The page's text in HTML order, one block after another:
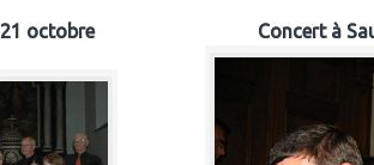
octobre
Concert à